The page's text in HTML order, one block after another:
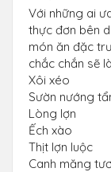
Với những ai
thực đơn bên
món ăn đặc
chắc chắn sẽ
Xôi xéo
Sườn nướng
Lòng lợn
Ếch xào
Thịt lợn luộc
Canh măng